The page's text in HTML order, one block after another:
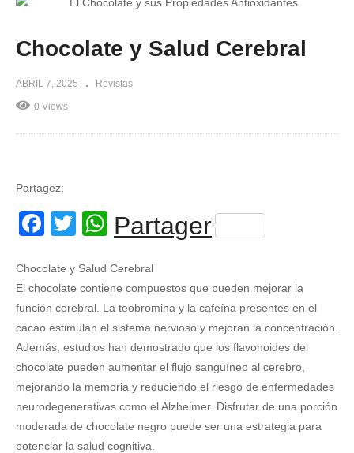
Chocolate y Salud Cerebral
ABRIL 7, 2025 Revistas
0 Views
Partagez:
Facebook
Twitter
WhatsApp
Partager
Chocolate y Salud Cerebral
El chocolate contiene compuestos que pueden mejorar la
función cerebral. La teobromina y la cafeína presentes en el
cacao estimulan el sistema nervioso y mejoran la concentración.
Además, estudios han demostrado que los flavonoides del
chocolate pueden aumentar el flujo sanguíneo al cerebro,
mejorando la memoria y reduciendo el riesgo de enfermedades
neurodegenerativas como el Alzheimer. Disfrutar de una porción
moderada de chocolate negro puede ser una estrategia para
potenciar la salud cognitiva.